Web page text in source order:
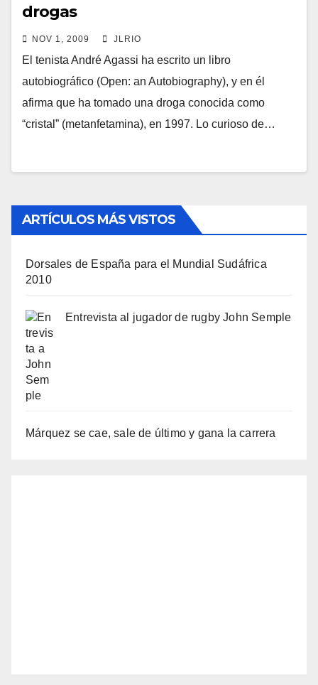
drogas
NOV 1, 2009 JLRIO
El tenista André Agassi ha escrito un libro
autobiográfico (Open: an Autobiography), y en él
afirma que ha tomado una droga conocida como
“cristal” (metanfetamina), en 1997. Lo curioso de…
ARTÍCULOS MÁS VISTOS
Dorsales de España para el Mundial Sudáfrica
2010
Entrevista al jugador de rugby John Semple
Márquez se cae, sale de último y gana la carrera